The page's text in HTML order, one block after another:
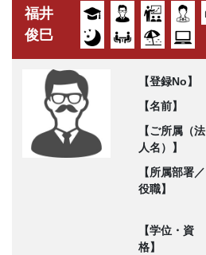
福井
俊巳
【登録No】
【名前】
【ご所属（法
人名）】
【所属部署／
役職】
【学位・資
格】